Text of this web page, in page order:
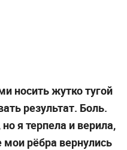
носить жутко тугой
результат. Боль.
я терпела и верила,
мои рёбра вернулись